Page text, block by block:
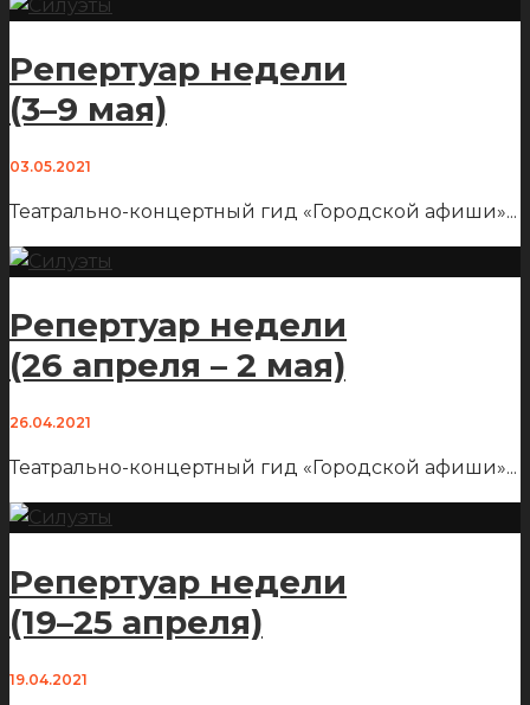
Репертуар недели
(3–9 мая)
03.05.2021
Театрально-концертный гид «Городской афиши»...
Репертуар недели
(26 апреля – 2 мая)
26.04.2021
Театрально-концертный гид «Городской афиши»...
Репертуар недели
(19–25 апреля)
19.04.2021